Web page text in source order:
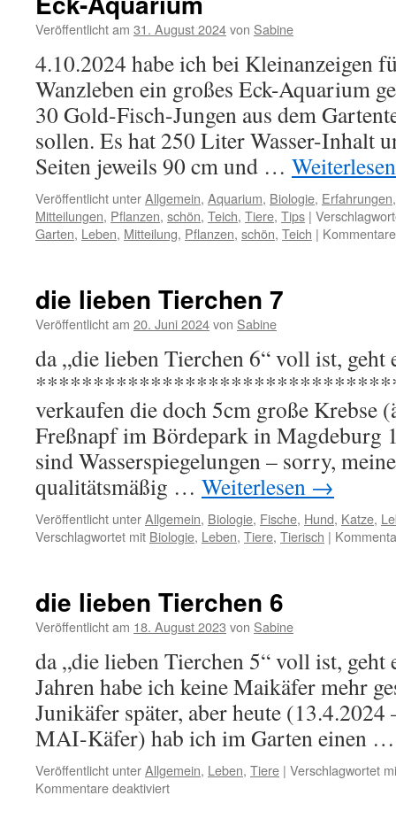
Veröffentlicht am 31. August 2024von Sabine
4.10.2024 habe ich bei Kleinanzeigen
Wanzleben ein großes Eck-Aquarium
30 Gold-Fisch-Jungen aus dem
sollen. Es hat 250 Liter Wasser-Inhalt
Seiten jeweils 90 cm und …
Veröffentlicht unterAllgemein, Aquarium, Biologie, Erfahrungen
Mitteilungen, Pflanzen, schön, Teich, Tiere, Tips |
Garten, Leben, Mitteilung, Pflanzen, schön, Teich |
die lieben Tierchen 7
Veröffentlicht am 20. Juni 2024von Sabine
da „die lieben Tierchen 6“ voll ist, geht
verkaufen die doch 5cm große Krebse
Freßnapf im Bördepark in Magdeburg
sind Wasserspiegelungen – sorry,
qualitätsmäßig … Weiterlesen →
Veröffentlicht unterAllgemein, Biologie, Fische, Hund, Katze,
Verschlagwortet mit Biologie, Leben, Tiere, Tierisch |
die lieben Tierchen 6
Veröffentlicht am 18. August 2023 von Sabine
da „die lieben Tierchen 5“ voll ist,
Jahren habe ich keine Maikäfer mehr
Junikäfer später, aber heute
MAI-Käfer) hab ich im Garten einen
Veröffentlicht unterAllgemein, Leben, Tiere | Verschlagwortet
Kommentare deaktiviertfür